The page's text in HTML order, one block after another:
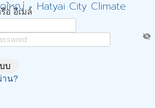
ดใหญ่ - Hatyai City Climate
อ อีเมล์
visibility_off
บ
าน?